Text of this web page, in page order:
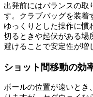
出発前にはバランスの取
す。クラブバッグを装着
ゆっくりとした操作に慣
切るときや起伏がある場
避けることで安定性が増
ショット間移動の効
ボールの位置が遠いとき